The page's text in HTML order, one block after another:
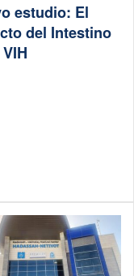
estudio: El
del Intestino